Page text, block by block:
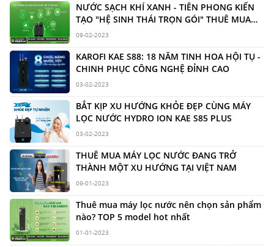
NƯỚC SẠCH KHÍ XANH - TIÊN PHONG KIẾN
TẠO "HỆ SINH THÁI TRỌN GÓI" THUÊ MUA
MÁY LỌC NƯỚC
09-02-2023
KAROFI KAE S88: 18 NĂM TINH HOA HỘI TỤ -
CHINH PHỤC CÔNG NGHỆ ĐỈNH CAO
03-02-2023
BẮT KỊP XU HƯỚNG KHỎE ĐẸP CÙNG MÁY
LỌC NƯỚC HYDRO ION KAE S85 PLUS
03-02-2023
THUÊ MUA MÁY LỌC NƯỚC ĐANG TRỞ
THÀNH MỘT XU HƯỚNG TẠI VIỆT NAM
09-01-2023
Thuê mua máy lọc nước nên chọn sản phẩm
nào? TOP 5 model hot nhất
01-01-2023